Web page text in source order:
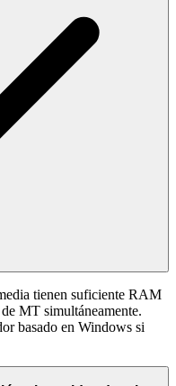
tienen suficiente RAM
MT simultáneamente.
basado en Windows si